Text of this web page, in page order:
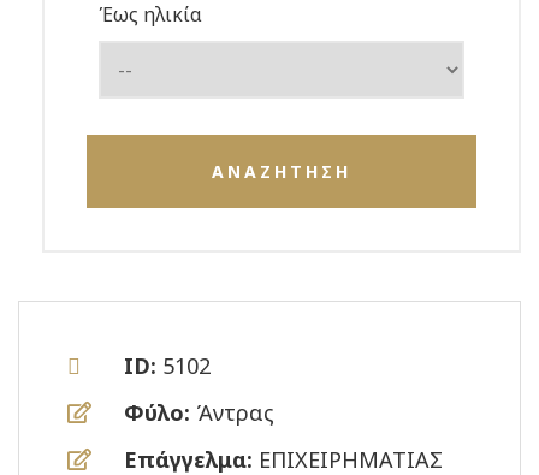
Έως ηλικία
ΑΝΑΖΗΤΗΣΗ
ID: 5102
Φύλο: Άντρας
Επάγγελμα: ΕΠΙΧΕΙΡΗΜΑΤΙΑΣ